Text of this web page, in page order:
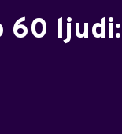
60 ljudi: